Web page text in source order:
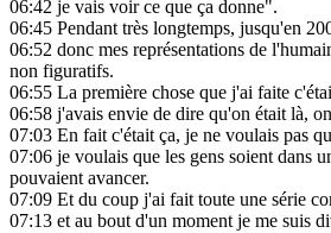
06:42 je vais voir ce que ça donne".
06:45 Pendant très longtemps, jusqu'en
06:52 donc mes représentations de
non figuratifs.
06:55 La première chose que j'ai faite
06:58 j'avais envie de dire qu'on était là,
07:03 En fait c'était ça, je ne voulais pas
07:06 je voulais que les gens soient dans
pouvaient avancer.
07:09 Et du coup j'ai fait toute une série
07:13 et au bout d'un moment je me suis